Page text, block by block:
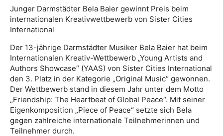
Junger Darmstädter Bela Baier gewinnt Preis beim
internationalen Kreativwettbewerb von Sister Cities
International
Der 13-jährige Darmstädter Musiker Bela Baier hat beim
Internationalen Kreativ-Wettbewerb „Young Artists and
Authors Showcase“ (YAAS) von Sister Cities International
den 3. Platz in der Kategorie „Original Music“ gewonnen.
Der Wettbewerb stand in diesem Jahr unter dem Motto
„Friendship: The Heartbeat of Global Peace“. Mit seiner
Eigenkomposition „Piece of Peace“ setzte sich Bela
gegen zahlreiche internationale Teilnehmerinnen und
Teilnehmer durch.